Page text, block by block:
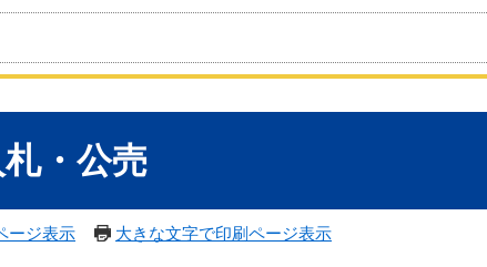
札・公売
ージ表示 大きな文字で印刷ページ表示